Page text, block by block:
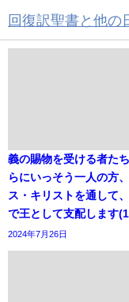
回復訳聖書と他の
義の賜物を受ける者た
らにいっそう一人の方
ス・キリストを通して
で王として支配します
2024年7月26日